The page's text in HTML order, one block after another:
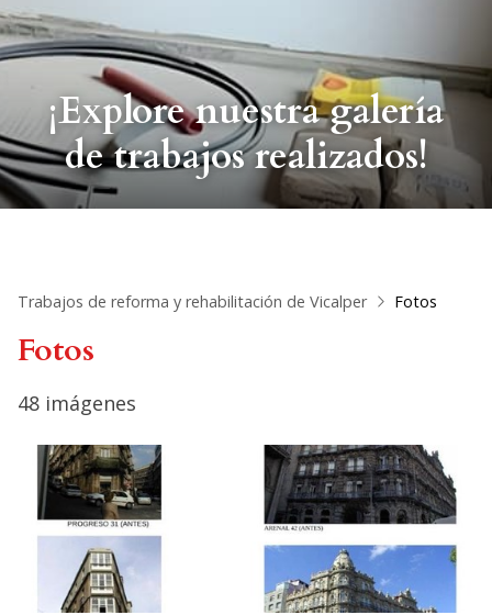
¡Explore nuestra galería
de trabajos realizados!
Trabajos de reforma y rehabilitación de Vicalper Fotos
Fotos
48 imágenes